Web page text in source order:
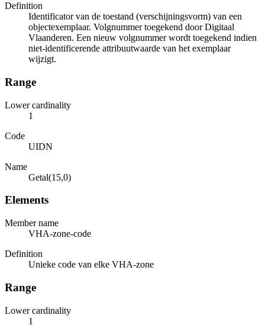
Definition
Identificator van de toestand (verschijningsvorm) van een
objectexemplaar. Volgnummer toegekend door Digitaal
Vlaanderen. Een nieuw volgnummer wordt toegekend indien
niet-identificerende attribuutwaarde van het exemplaar
wijzigt.
Range
Lower cardinality
1
Code
UIDN
Name
Getal(15,0)
Elements
Member name
VHA-zone-code
Definition
Unieke code van elke VHA-zone
Range
Lower cardinality
1